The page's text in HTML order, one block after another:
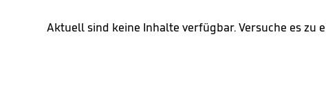
Aktuell sind keine Inhalte verfügbar. Versuche es zu